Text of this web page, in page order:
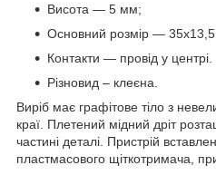
Висота — 5 мм;
Основний розмір —
Контакти — провід у центрі.
Різновид – клеєна.
Виріб має графітове тіло з
краї. Плетений мідний дріт
частині деталі. Пристрій
пластмасового щіткотримача,